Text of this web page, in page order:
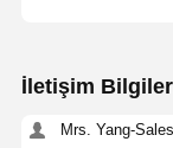
İletişim
Mrs. Yang-